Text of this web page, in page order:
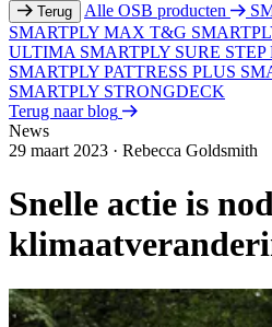
Terug Alle OSB producten
SMARTPLY MAX T&G
ULTIMA SMARTPLY SURE STEP
SMARTPLY PATTRESS PLUS
SMARTPLY STRONGDECK
Terug naar blog
News
29 maart 2023 · Rebecca Goldsmith
Snelle actie is